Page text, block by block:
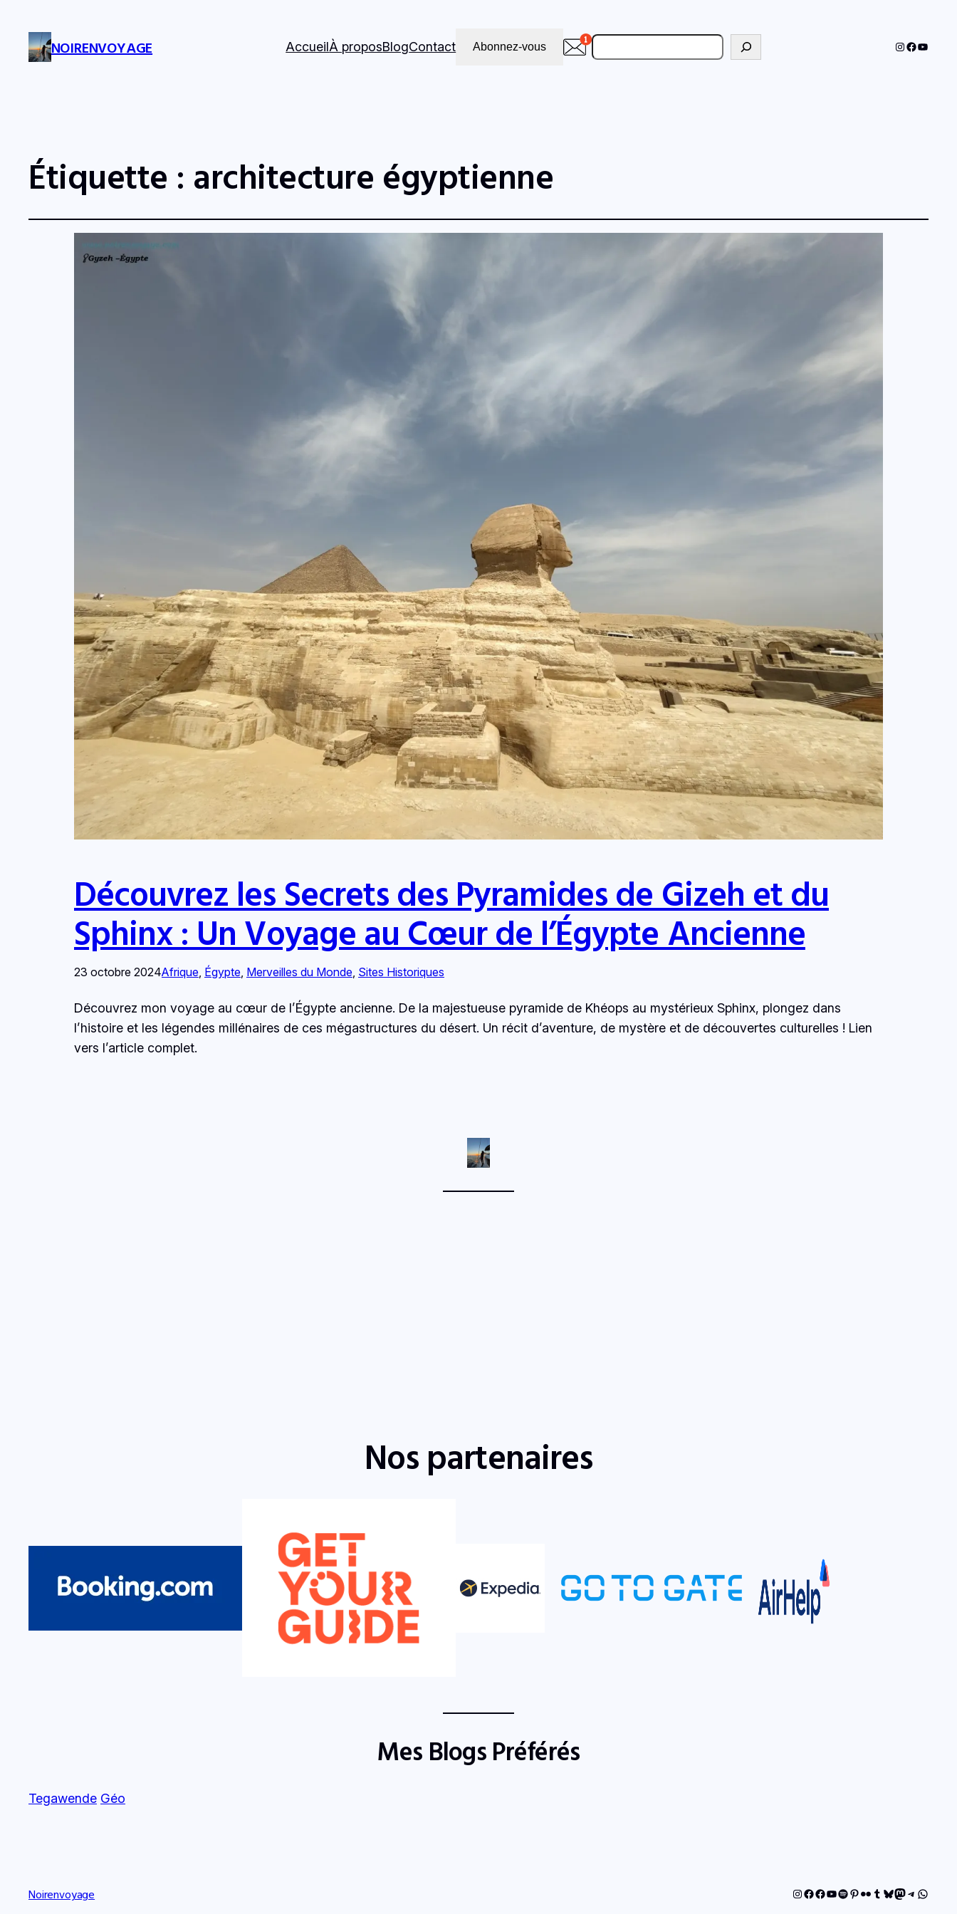
NOIRENVOYAGE AccueilÀ proposBlogContact Abonnez-vous Rechercher Instagram
Étiquette : architecture égyptienne
Découvrez les Secrets des Pyramides de Gizeh et du
Sphinx : Un Voyage au Cœur de l’Égypte Ancienne
23 octobre 2024Afrique, Égypte, Merveilles du Monde, Sites Historiques
Découvrez mon voyage au cœur de l’Égypte ancienne. De la majestueuse pyramide de Khéops au mystérieux Sphinx, plongez dans
l’histoire et les légendes millénaires de ces mégastructures du désert. Un récit d’aventure, de mystère et de découvertes culturelles ! Lien
vers l’article complet.
Nos partenaires
Mes Blogs Préférés
Tegawende Géo
Noirenvoyage Instagram
Facebook
Facebook
YouTube
Spotify
Pinterest
FlickrTumblr
Bluesky
Mastodon
Telegram